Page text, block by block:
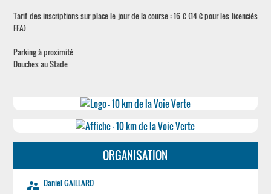
Tarif des inscriptions sur place le jour de la course : 16 € (14 € pour les licenciés
FFA)
Parking à proximité
Douches au Stade
ORGANISATION
supervisor_account Daniel GAILLARD